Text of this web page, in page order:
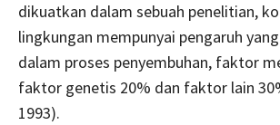
dikuatkan dalam sebuah penelitian,
lingkungan mempunyai pengaruh
dalam proses penyembuhan, faktor
faktor genetis 20% dan faktor lain
1993).